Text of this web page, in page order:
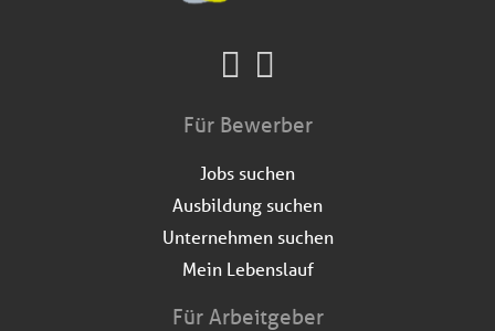
Für Bewerber
Jobs suchen
Ausbildung suchen
Unternehmen suchen
Mein Lebenslauf
Für Arbeitgeber